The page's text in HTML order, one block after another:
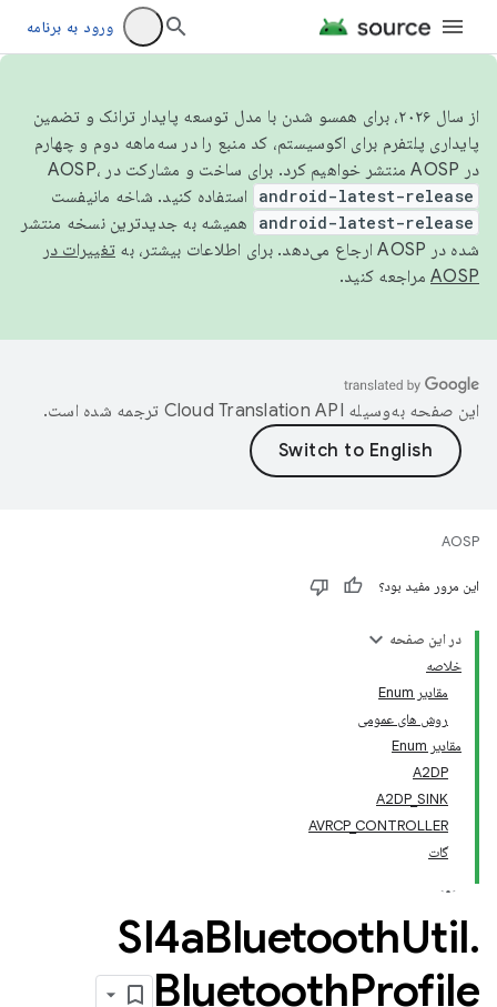
ورود به برنامه
از سال ۲۰۲۶، برای همسو شدن با مدل توسعه پایدار ترانک و تضمین
پایداری پلتفرم برای اکوسیستم، کد منبع را در سه‌ماهه دوم و چهارم
در AOSP منتشر خواهیم کرد. برای ساخت و مشارکت در AOSP،
android-latest-release استفاده کنید. شاخه مانیفست
android-latest-release
همیشه به جدیدترین نسخه منتشر
شده در AOSP ارجاع می‌دهد. برای اطلاعات بیشتر، به
تغییرات در
AOSP مراجعه کنید.
این صفحه به‌وسیله ترجمه شده است.
AOSP
این مرور مفید بود؟
در این صفحه
خلاصه
مقادیر Enum
روش های عمومی
مقادیر Enum
A2DP
A2DP_SINK
AVRCP_CONTROLLER
گات
Sl4aBluetoothUtil.
BluetoothProfile